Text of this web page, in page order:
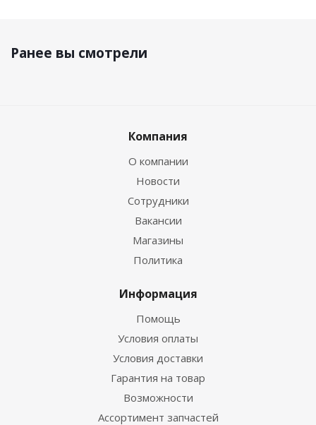
Ранее вы смотрели
Компания
О компании
Новости
Сотрудники
Вакансии
Магазины
Политика
Информация
Помощь
Условия оплаты
Условия доставки
Гарантия на товар
Возможности
Ассортимент запчастей